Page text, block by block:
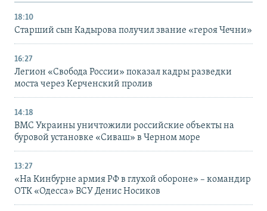
18:10
Старший сын Кадырова получил звание «героя Чечни»
16:27
Легион «Свобода России» показал кадры разведки
моста через Керченский пролив
14:18
ВМС Украины уничтожили российские объекты на
буровой установке «Сиваш» в Черном море
13:27
«На Кинбурне армия РФ в глухой обороне» – командир
ОТК «Одесса» ВСУ Денис Носиков